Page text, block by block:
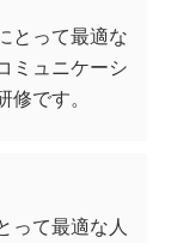
とって最適な
ミュニケーシ
修です。
って最適な人